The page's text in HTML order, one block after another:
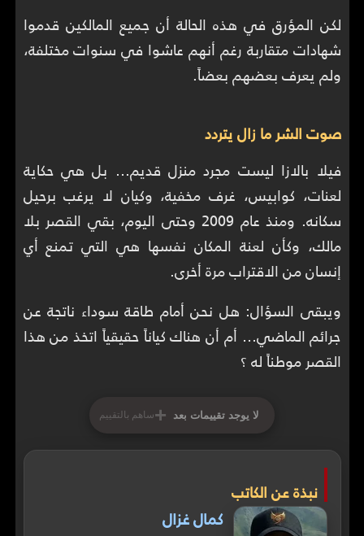
لكن المؤرق في هذه الحالة أن جميع المالكين قدموا
شهادات متقاربة رغم أنهم عاشوا في سنوات مختلفة،
ولم يعرف بعضهم بعضاً.
صوت الشر ما زال يتردد
فيلا بالازا ليست مجرد منزل قديم… بل هي حكاية
لعنات، كوابيس، غرف مخفية، وكيان لا يرغب برحيل
سكانه. ومنذ عام 2009 وحتى اليوم، بقي القصر بلا
مالك، وكأن لعنة المكان نفسها هي التي تمنع أي
إنسان من الاقتراب مرة أخرى.
ويبقى السؤال: هل نحن أمام طاقة سوداء ناتجة عن
جرائم الماضي… أم أن هناك كياناً حقيقياً اتخذ من هذا
القصر موطناً له ؟
لا يوجد تقييمات بعد +ساهم بالتقييم
نبذة عن الكاتب
كمال غزال